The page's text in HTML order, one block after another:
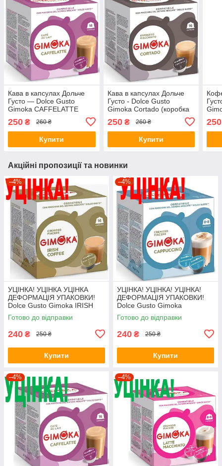
Кава в капсулах Дольче
Густо — Dolce Gusto
Gimoka CAFFELATTE
250 ₴ 260 ₴
Купити
Кава в капсулах Дольче
Густо - Dolce Gusto
Gimoka Cortado (коробка
250₴ 260 ₴
Купити
250
Акційні пропозиції та новинки
–4%
УЦІНКА! УЦІНКА УЦІНКА
ДЕФОРМАЦІЯ УПАКОВКИ!
Dolce Gusto Gimoka IRISH
COFFEE
Готово до відправки
240 ₴ 250 ₴
Купити
–4%
УЦІНКА! УЦІНКА! УЦІНКА!
ДЕФОРМАЦІЯ УПАКОВКИ!
Dolce Gusto Gimoka
Cappuccino
Готово до відправки
240 ₴ 250 ₴
Купити
–4% –4%